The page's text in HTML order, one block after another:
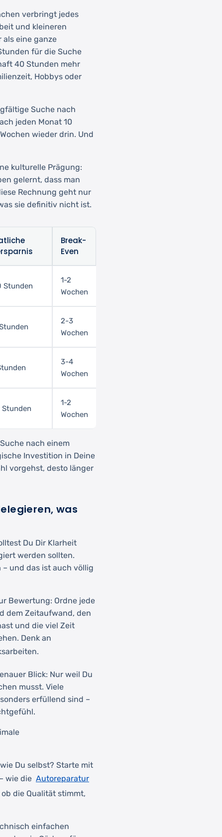
verbringt jedes
und kleineren
als eine ganze
für die Suche
40 Stunden mehr
Hobbys oder
Suche nach
jeden Monat 10
wieder drin. Und
kulturelle Prägung:
gelernt, dass man
Rechnung geht nur
sie definitiv nicht ist.
Break-
Even
Stunden
1-2
Wochen
2-3
Wochen
3-4
Wochen
Stunden
1-2
Wochen
nach einem
Investition in Deine
vorgehst, desto länger
was
Du Dir Klarheit
werden sollten.
und das ist auch völlig
Bewertung: Ordne jede
dem Zeitaufwand, den
und die viel Zeit
Denk an
Blick: Nur weil Du
musst. Viele
erfüllend sind –
Du selbst? Starte mit
wie die Autoreparatur
die Qualität stimmt,
einfachen